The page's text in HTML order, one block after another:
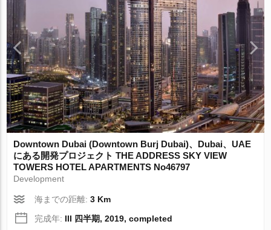
Downtown Dubai (Downtown Burj Dubai)、Dubai、UAE
にある開発プロジェクト THE ADDRESS SKY VIEW
TOWERS HOTEL APARTMENTS No46797
Development
海までの距離:3 Km
完成年: III 四半期, 2019, completed